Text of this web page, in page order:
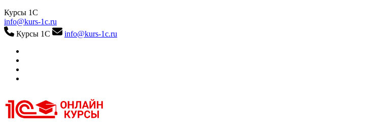
Курсы 1С
info@kurs-1c.ru
Курсы 1С
info@kurs-1c.ru